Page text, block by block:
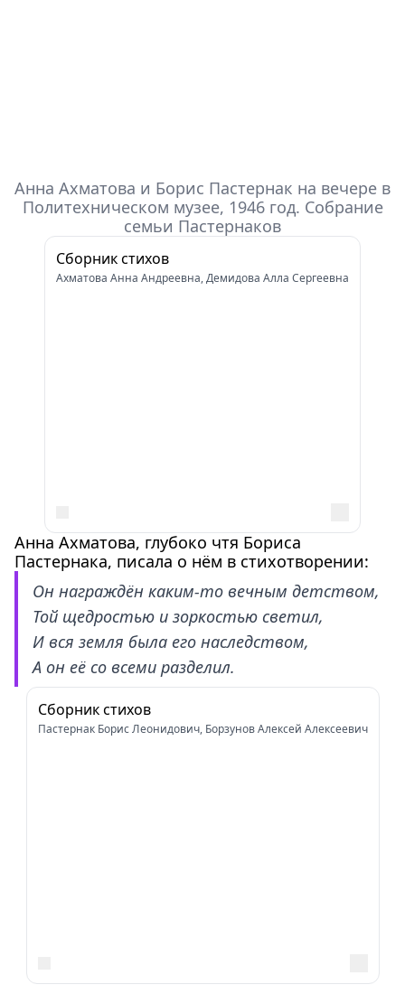
Анна Ахматова и Борис Пастернак на вечере в
Политехническом музее, 1946 год. Собрание
семьи Пастернаков
Сборник стихов
Ахматова Анна Андреевна, Демидова Алла Сергеевна
Анна Ахматова, глубоко чтя Бориса
Пастернака, писала о нём в стихотворении:
Он награждён каким-то вечным детством,
Той щедростью и зоркостью светил,
И вся земля была его наследством,
А он её со всеми разделил.
Сборник стихов
Пастернак Борис Леонидович, Борзунов Алексей Алексеевич